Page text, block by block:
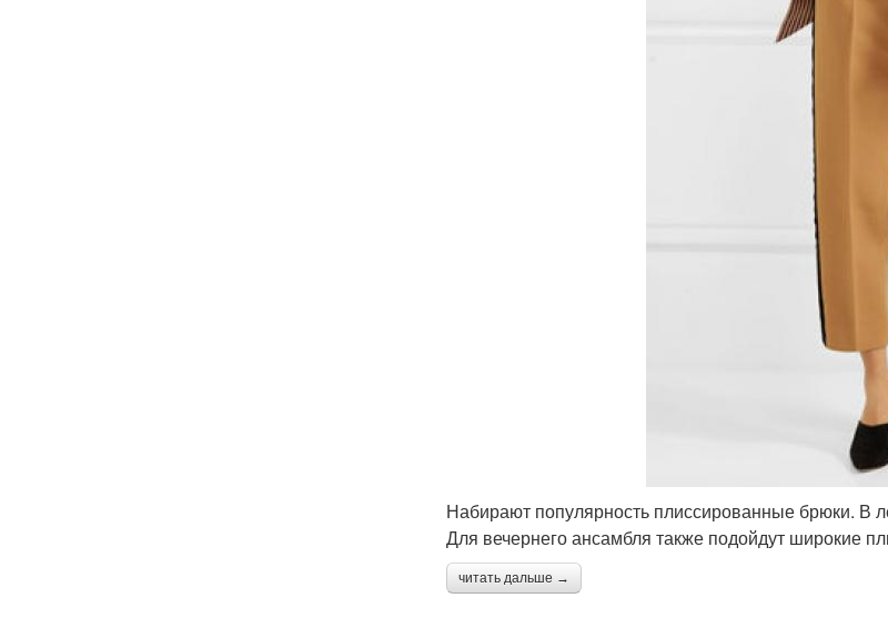
Набирают популярность плиссированные брюки. В
Для вечернего ансамбля также подойдут широкие
читать дальше →